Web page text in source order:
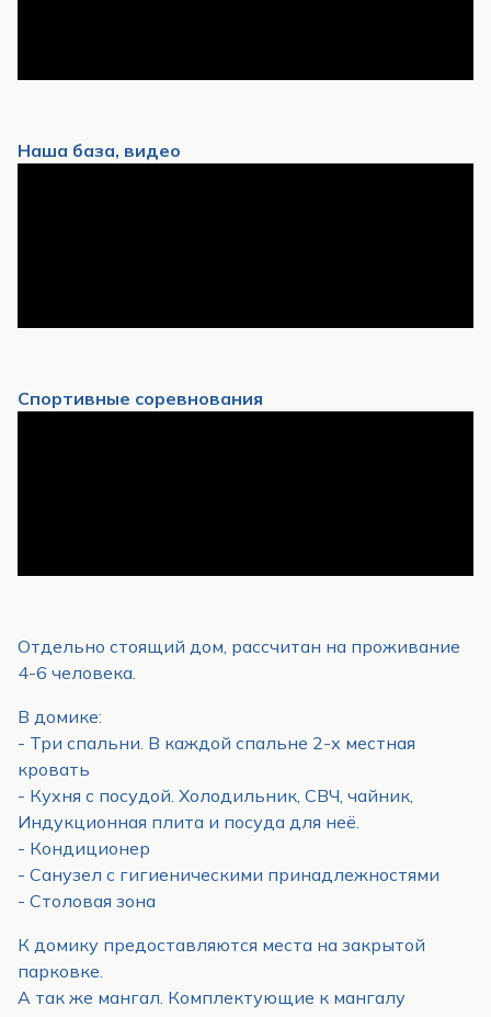
Наша база, видео
Спортивные соревнования
Отдельно стоящий дом, рассчитан на проживание
4-6 человека.
В домике:
- Три спальни. В каждой спальне 2-х местная
кровать
- Кухня с посудой. Холодильник, СВЧ, чайник,
Индукционная плита и посуда для неё.
- Кондиционер
- Санузел с гигиеническими принадлежностями
- Столовая зона
К домику предоставляются места на закрытой
парковке.
А так же мангал. Комплектующие к мангалу